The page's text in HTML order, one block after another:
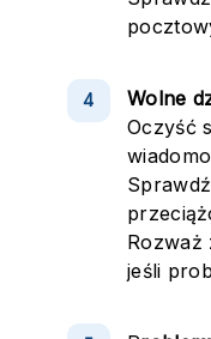
Wolne
Oczyść
Rozważ
jeśli